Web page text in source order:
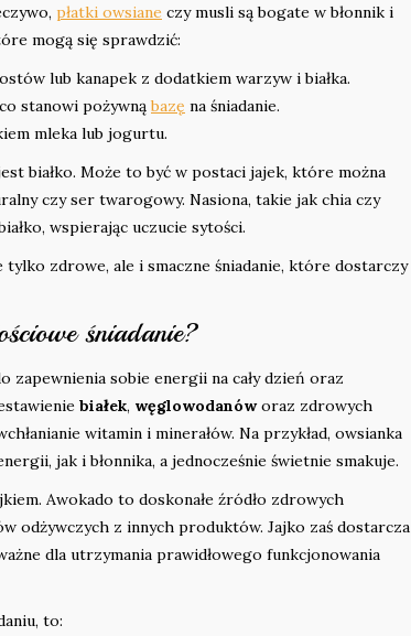
płatki owsiane czy musli są bogate w błonnik i
mogą się sprawdzić:
lub kanapek z dodatkiem warzyw i białka.
stanowi pożywnąbazę na śniadanie.
mleka lub jogurtu.
białko. Może to być w postaci jajek, które można
czy ser twarogowy. Nasiona, takie jak chia czy
wspierając uczucie sytości.
zdrowe, ale i smaczne śniadanie, które dostarczy
śniadanie?
zapewnienia sobie energii na cały dzień oraz
białek, węglowodanóworaz zdrowych
witamin i minerałów. Na przykład, owsianka
jak i błonnika, a jednocześnie świetnie smakuje.
Awokado to doskonałe źródło zdrowych
odżywczych z innych produktów. Jajko zaś dostarcza
dla utrzymania prawidłowego funkcjonowania
to: